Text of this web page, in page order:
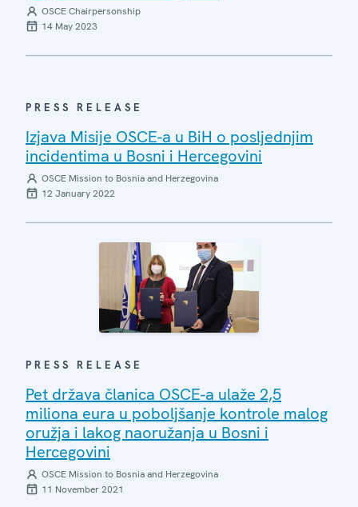
OSCE Chairpersonship
14 May 2023
PRESS RELEASE
Izjava Misije OSCE-a u BiH o posljednjim
incidentima u Bosni i Hercegovini
OSCE Mission to Bosnia and Herzegovina
12 January 2022
PRESS RELEASE
Pet država članica OSCE-a ulaže 2,5
miliona eura u poboljšanje kontrole malog
oružja i lakog naoružanja u Bosni i
Hercegovini
OSCE Mission to Bosnia and Herzegovina
11 November 2021